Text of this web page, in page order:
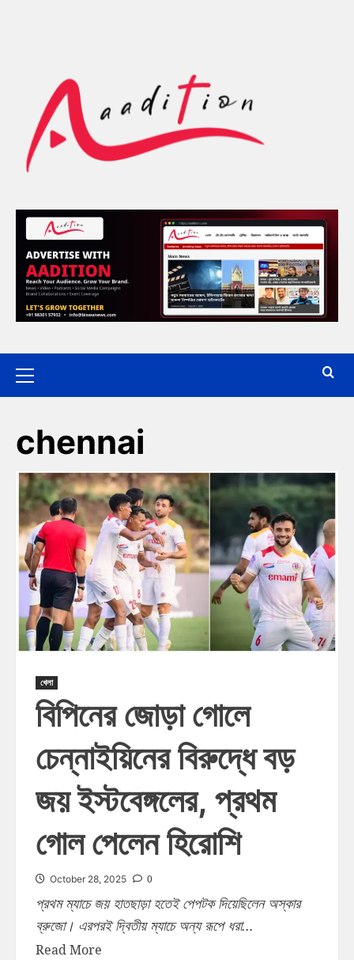
chennai
খেলা
বিপিনের জোড়া গোলে
চেন্নাইয়িনের বিরুদ্ধে বড়
জয় ইস্টবেঙ্গলের, প্রথম
গোল পেলেন হিরোশি
October 28, 2025 0
প্রথম ম্যাচে জয় হাতছাড়া হতেই পেপটক দিয়েছিলেন অস্কার
ব্রুজো। এরপরই দ্বিতীয় ম্যাচে অন্য রূপে ধরা...
Read More